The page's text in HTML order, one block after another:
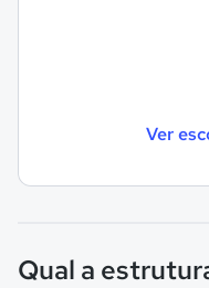
Ver
Qual a